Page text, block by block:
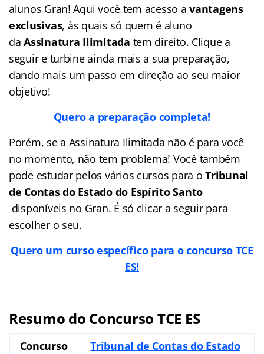
alunos Gran! Aqui você tem acesso avantagens
exclusivas, às quais só quem é aluno
daAssinatura Ilimitada tem direito. Clique a
seguir e turbine ainda mais a sua preparação,
dando mais um passo em direção ao seu maior
objetivo!
Quero a preparação completa!
Porém, se a Assinatura Ilimitada não é para você
no momento, não tem problema! Você também
pode estudar pelos vários cursos para o Tribunal
de Contas do Estado do Espírito Santo
disponíveis no Gran. É só clicar a seguir para
escolher o seu.
Quero um curso específico para o concurso TCE
ES!
Resumo do Concurso TCE ES
Concurso
Tribunal de Contas do Estado